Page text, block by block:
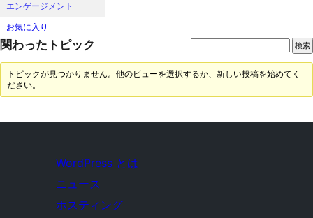
エンゲージメント
お気に入り
関わったトピック
トピックが見つかりません。他のビューを選択するか、新しい投稿を始めてく
ださい。
WordPress とは
ニュース
ホスティング